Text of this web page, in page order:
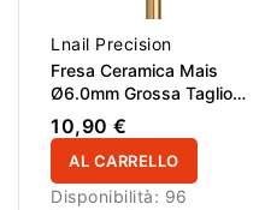
Lnail Precision
Fresa Ceramica Mais
Ø6.0mm Grossa Taglio
Incrociato LL 16.0mm L/R
10,90 €
AL CARRELLO
Disponibilità: 96